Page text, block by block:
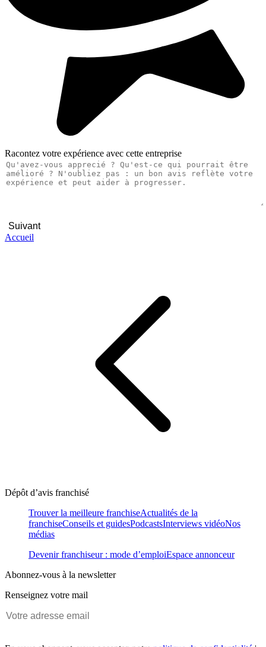
Racontez votre expérience avec cette entreprise
Suivant
Accueil
Dépôt d’avis franchisé
Trouver la meilleure franchiseActualités de la
franchiseConseils et guidesPodcastsInterviews vidéoNos
médias
Devenir franchiseur : mode d’emploiEspace annonceur
Abonnez-vous à la newsletter
Renseignez votre mail